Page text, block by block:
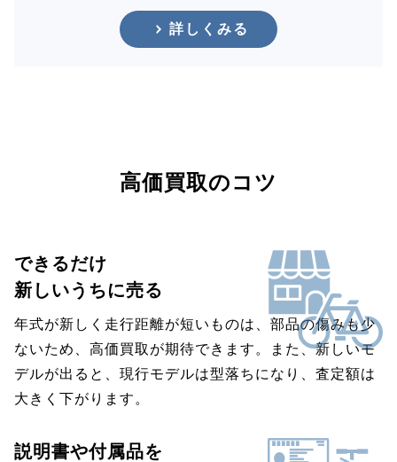
詳しくみる
高価買取のコツ
できるだけ
新しいうちに売る
年式が新しく走行距離が短いものは、部品の傷みも少
ないため、高価買取が期待できます。また、新しいモ
デルが出ると、現行モデルは型落ちになり、査定額は
大きく下がります。
説明書や付属品を